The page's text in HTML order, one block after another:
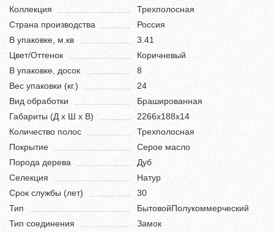
Коллекция
Трехполосная
Страна производства
Россия
В упаковке, м.кв
3.41
Цвет/Оттенок
Коричневый
В упаковке, досок
8
Вес упаковки (кг.)
24
Вид обработки
Брашированная
Габариты (Д х Ш х В)
2266х188х14
Количество полос
Трехполосная
Покрытие
Серое масло
Порода дерева
Дуб
Селекция
Натур
Срок службы (лет)
30
Тип
БытовойПолукоммерческий
Тип соединения
Замок